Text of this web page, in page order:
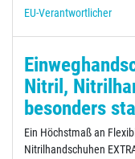
EU-Verantwortlicher
Nitril,
besonders
Ein Höchstmaß an
Nitrilhandschuhen